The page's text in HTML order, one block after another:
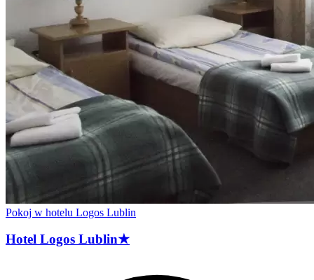
Pokoj w hotelu Logos Lublin
Hotel Logos Lublin★